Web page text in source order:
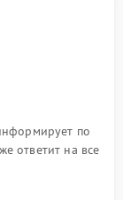
по
ответит на все